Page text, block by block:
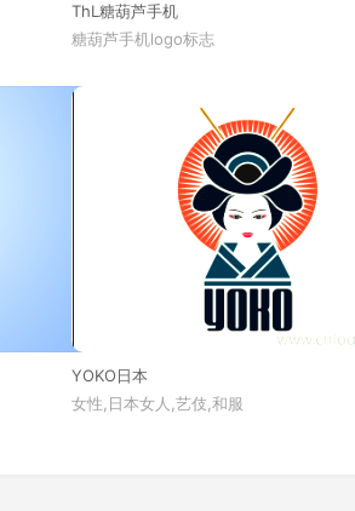
ThL糖葫芦手机
糖葫芦手机logo标志
YOKO日本
女性,日本女人,艺伎,和服